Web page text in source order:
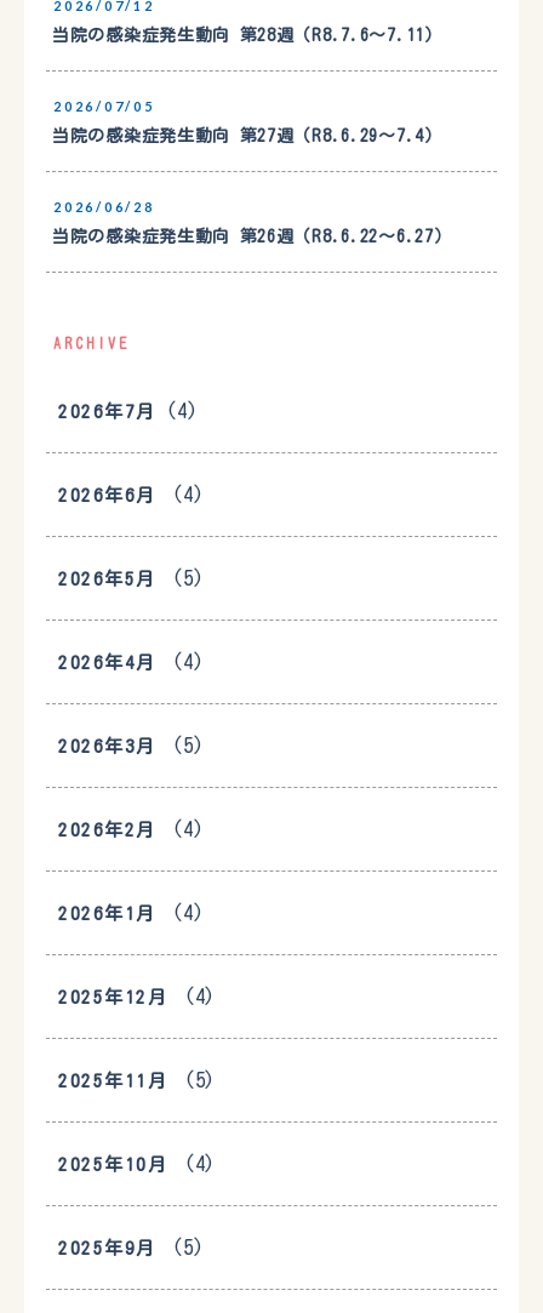
2026/07/12
当院の感染症発生動向 第28週（R8.7.6〜7.11）
2026/07/05
当院の感染症発生動向 第27週（R8.6.29〜7.4）
2026/06/28
当院の感染症発生動向 第26週（R8.6.22〜6.27）
ARCHIVE
2026年7月 (4)
2026年6月 (4)
2026年5月 (5)
2026年4月 (4)
2026年3月 (5)
2026年2月 (4)
2026年1月 (4)
2025年12月 (4)
2025年11月 (5)
2025年10月 (4)
2025年9月 (5)